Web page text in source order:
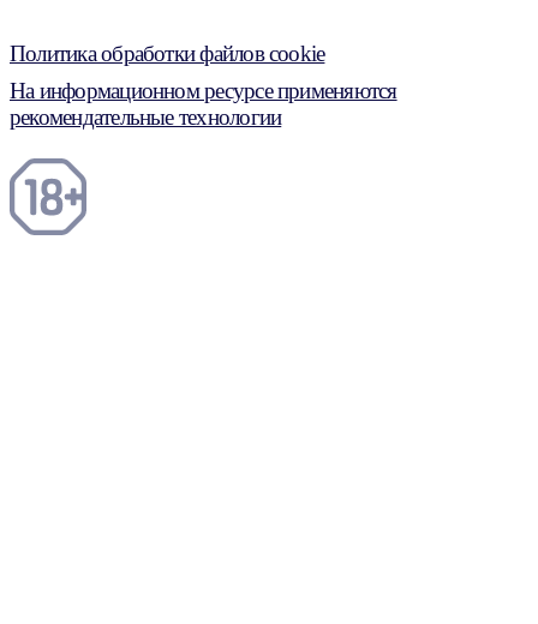
Политика обработки файлов cookie
На информационном ресурсе применяются
рекомендательные технологии